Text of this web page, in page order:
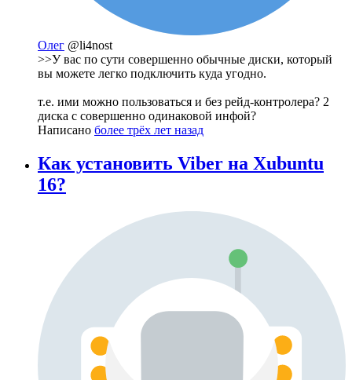
Олег @li4nost
>>У вас по сути совершенно обычные диски, который
вы можете легко подключить куда угодно.
т.е. ими можно пользоваться и без рейд-контролера? 2
диска с совершенно одинаковой инфой?
Написано более трёх лет назад
Как установить Viber на Xubuntu
16?